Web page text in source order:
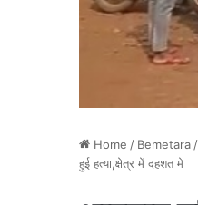
Home / Bemetara /
हुई हत्या,क्षेत्र में दहशत मे